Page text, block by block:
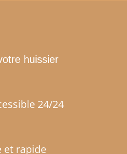
huissier
24/24
et rapide